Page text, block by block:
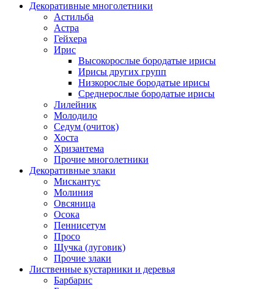
Декоративные многолетники
Астильба
Астра
Гейхера
Ирис
Высокорослые бородатые ирисы
Ирисы других групп
Низкорослые бородатые ирисы
Среднерослые бородатые ирисы
Лилейник
Молодило
Седум (очиток)
Хоста
Хризантема
Прочие многолетники
Декоративные злаки
Мискантус
Молиния
Овсяница
Осока
Пеннисетум
Просо
Щучка (луговик)
Прочие злаки
Лиственные кустарники и деревья
Барбарис